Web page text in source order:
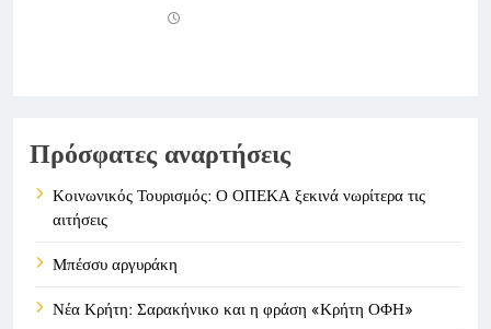
Πρόσφατες αναρτήσεις
Κοινωνικός Τουρισμός: Ο ΟΠΕΚΑ ξεκινά νωρίτερα τις
αιτήσεις
Μπέσσυ αργυράκη
Νέα Κρήτη: Σαρακήνικο και η φράση «Κρήτη ΟΦΗ»